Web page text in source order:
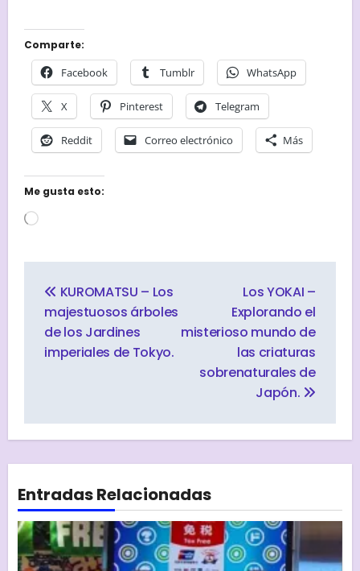
Comparte:
Facebook Tumblr WhatsApp
X Pinterest Telegram
Reddit Correo electrónico Más
Me gusta esto:
Cargando...
de
entradas
KUROMATSU – Los
majestuosos árboles
de los Jardines
imperiales de Tokyo.
Los YOKAI –
Explorando el
misterioso mundo de
las criaturas
sobrenaturales de
Japón.
Entradas Relacionadas